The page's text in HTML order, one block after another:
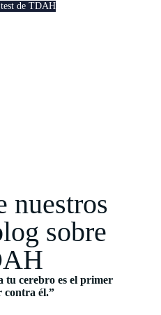
de TDAH
nuestros
sobre
tu cerebro es el primer
contra él.”